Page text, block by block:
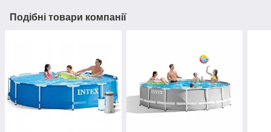
Подібні товари компанії